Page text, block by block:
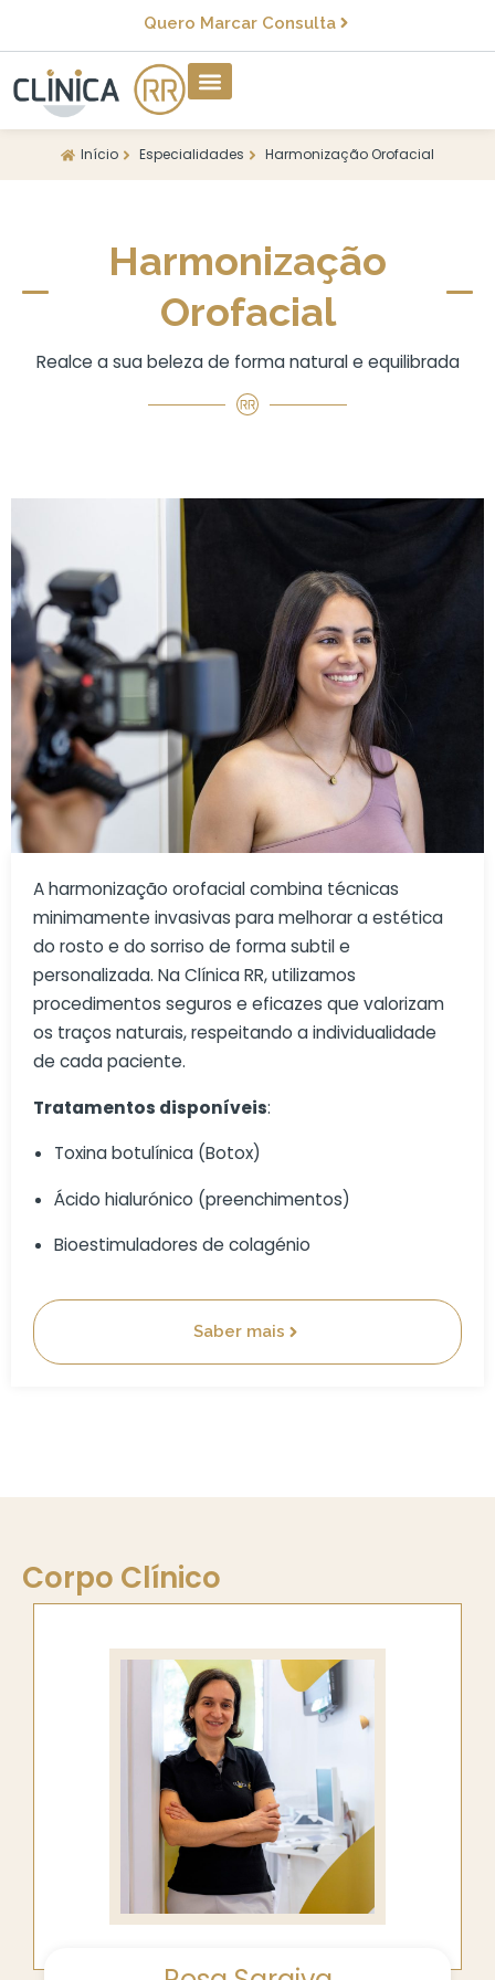
Quero Marcar Consulta
Início Especialidades Harmonização Orofacial
Harmonização
Orofacial
Realce a sua beleza de forma natural e equilibrada
A harmonização orofacial combina técnicas
minimamente invasivas para melhorar a estética
do rosto e do sorriso de forma subtil e
personalizada. Na Clínica RR, utilizamos
procedimentos seguros e eficazes que valorizam
os traços naturais, respeitando a individualidade
de cada paciente.
Tratamentos disponíveis:
Toxina botulínica (Botox)
Ácido hialurónico (preenchimentos)
Bioestimuladores de colagénio
Saber mais
Corpo Clínico